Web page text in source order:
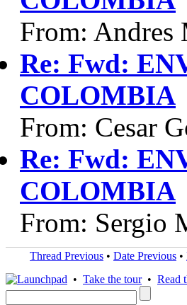
From: Andres
Re: Fwd:
COLOMBIA
From: Cesar
Re: Fwd:
COLOMBIA
From: Sergio
Thread Previous • Date Previous •
• Take the tour• Read